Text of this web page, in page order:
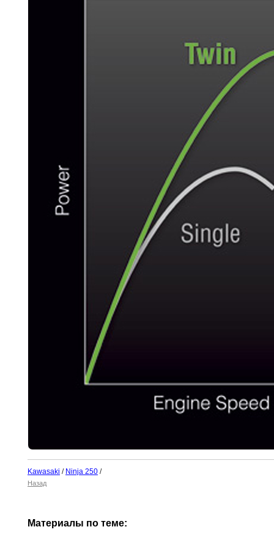
Kawasaki / Ninja 250 /
Назад
Материалы по теме: